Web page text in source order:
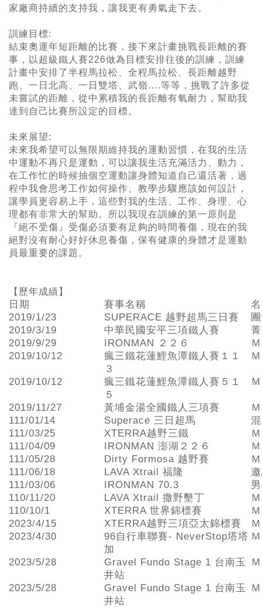
家廠商持續的支持我，讓我更有勇氣走下去。
訓練目標:
結束奧運年短距離的比賽，接下來計畫挑戰長距離的賽
事，以超級鐵人賽226做為目標安排往後的訓練，訓練
計畫中安排了半程馬拉松、全程馬拉松、長距離越野
跑、一日北高、一日雙塔、武嶺….等等，挑戰了許多從
未嘗試的距離，從中累積我的長距離有氧耐力，幫助我
達到自己比賽所設定的目標。
未來展望:
未來我希望可以無限期維持我的運動習慣，在我的生活
中運動不再只是運動，可以讓我生活充滿活力、動力，
在工作忙的時候抽個空運動讓身體知道自己還活著，過
程中我會思考工作如何操作、教學步驟應該如何設計，
讓學員更容易上手，這些對我的生活、工作、身理、心
理都有非常大的幫助。所以我現在訓練的第一原則是
『絕不受傷』受傷必須要有足夠的時間養傷，現在的我
絕對沒有耐心好好休息養傷，保有健康的身體才是運動
員最重要的課題。
【歷年成績】
日期 賽事名稱
2019/1/23
SUPERACE 越野超馬三日賽
2019/3/19
中華民國安平三項鐵人賽
2019/9/29
IRONMAN ２２６
2019/10/12
瘋三鐵花蓮鯉魚潭鐵人賽１１
３
2019/10/12
瘋三鐵花蓮鯉魚潭鐵人賽５１
５
2019/11/27 黃埔金湯全國鐵人三項賽
111/01/14
Superace 三日超馬
111/03/25
XTERRA越野三鐵
111/04/09
IRONMAN 澎湖２２６
111/05/28
Dirty Formosa 越野賽
111/06/18
LAVA Xtrail 福隆
111/03/06
IRONMAN 70.3
110/11/20
LAVA Xtrail 撒野墾丁
110/10/1
XTERRA 世界錦標賽
2023/4/15
XTERRA越野三項亞太錦標賽
2023/4/30
96自行車聯賽- NeverStop塔塔
加
2023/5/28
Gravel Fundo Stage 1 台南玉
井站
2023/5/28
Gravel Fundo Stage 1 台南玉
井站